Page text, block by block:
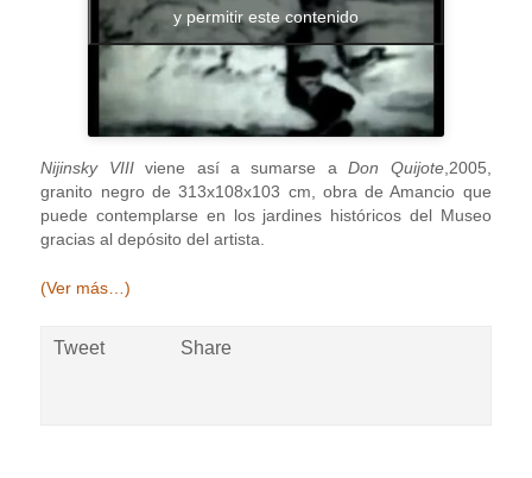
y permitir este contenido
Nijinsky VIIIviene así a sumarse aDon Quijote,2005,
granito negro de 313x108x103 cm, obra de Amancio que
puede contemplarse en los jardines históricos del Museo
gracias al depósito del artista.
(Ver más…)
Tweet Share